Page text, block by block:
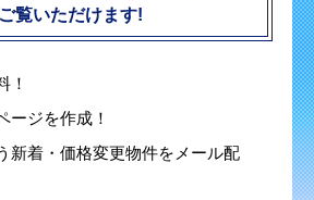
ご覧いただけます!
！
ージを作成！
新着・価格変更物件をメール配